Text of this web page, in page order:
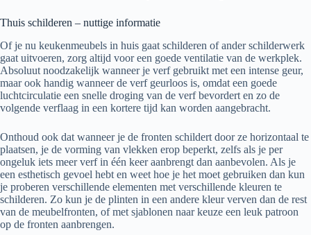
Thuis schilderen – nuttige informatie
Of je nu keukenmeubels in huis gaat schilderen of ander schilderwerk
gaat uitvoeren, zorg altijd voor een goede ventilatie van de werkplek.
Absoluut noodzakelijk wanneer je verf gebruikt met een intense geur,
maar ook handig wanneer de verf geurloos is, omdat een goede
luchtcirculatie een snelle droging van de verf bevordert en zo de
volgende verflaag in een kortere tijd kan worden aangebracht.
Onthoud ook dat wanneer je de fronten schildert door ze horizontaal te
plaatsen, je de vorming van vlekken erop beperkt, zelfs als je per
ongeluk iets meer verf in één keer aanbrengt dan aanbevolen. Als je
een esthetisch gevoel hebt en weet hoe je het moet gebruiken dan kun
je proberen verschillende elementen met verschillende kleuren te
schilderen. Zo kun je de plinten in een andere kleur verven dan de rest
van de meubelfronten, of met sjablonen naar keuze een leuk patroon
op de fronten aanbrengen.